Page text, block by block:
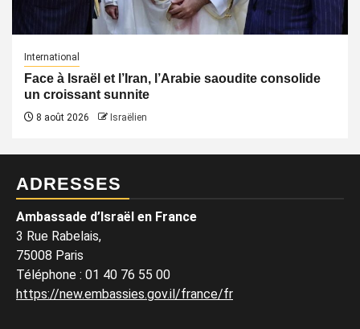
International
Face à Israël et l’Iran, l’Arabie saoudite consolide
un croissant sunnite
8 août 2026 Israëlien
ADRESSES
Ambassade d’Israël en France
3 Rue Rabelais,
75008 Paris
Téléphone : 01 40 76 55 00
https://new.embassies.gov.il/france/fr